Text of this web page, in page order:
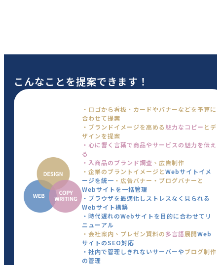
こんなことを提案できます！
・ロゴから看板、カードやバナーなどを予算に
合わせて提案
・ブランドイメージを高める 魅力なコピー とデ
ザインを提案
・心に響く言葉で商品やサービスの魅力を伝え
る
・入商品のブランド調査 、広告制作
・企業のブラントイメージとWebサイトイメ
ージを統一 ・広告バナー・ブログバナーと
Webサイトを一括管理
・ブラウザを最適化しストレスなく見られる
Webサイト構築
・時代遅れのWebサイトを目的に合わせてリ
ニューアル
・会社案内、プレゼン資料の多言語展開Web
サイトのSEO対応
・社内で管理しきれないサーバーやブログ制作
の管理